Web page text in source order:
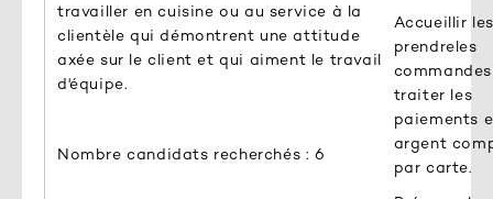
travailler en cuisine ou au service à la
clientèle qui démontrent une attitude
axée sur le client et qui aiment le travail
d'équipe.
Nombre candidats recherchés : 6
Accueillir
prendreles
traiter les
paiements
argent
par carte.